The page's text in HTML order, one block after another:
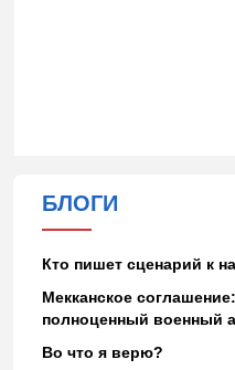
БЛОГИ
Кто пишет сценарий к
Мекканское
полноценный военный
Во что я верю?